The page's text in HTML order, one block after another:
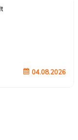
04.08.2026